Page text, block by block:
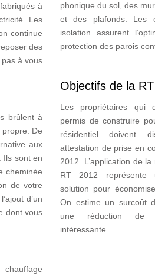
à
Les
continue
des
à vous
brûlent à
De
aux
Ils sont en
cheminée
de votre
d’un
dont vous
phonique du sol, des
et des plafonds. Les
isolation assurent
protection des parois
Objectifs de la
Les propriétaires qui
permis de construire
résidentiel doivent
attestation de prise en
2012. L’application de
RT 2012 représente
solution pour
On estime un surcoût
une réduction de
intéressante.